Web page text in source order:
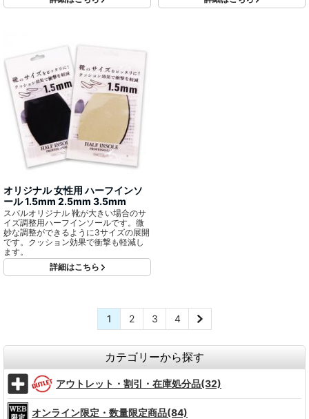
オリジナル 女性用 ハーフインソ
ール 1.5mm 2.5mm 3.5mm
スバルオリジナル 靴が大きい場合のサ
イズ調整用ハーフインソールです。微
妙な調整ができるように3サイズの展開
です。クッション効果で衝撃も軽減し
ます。
詳細はこちら
1 2 3 4
カテゴリーから探す
アウトレット・割引・在庫処分品(32)
オンライン限定・数量限定商品(84)